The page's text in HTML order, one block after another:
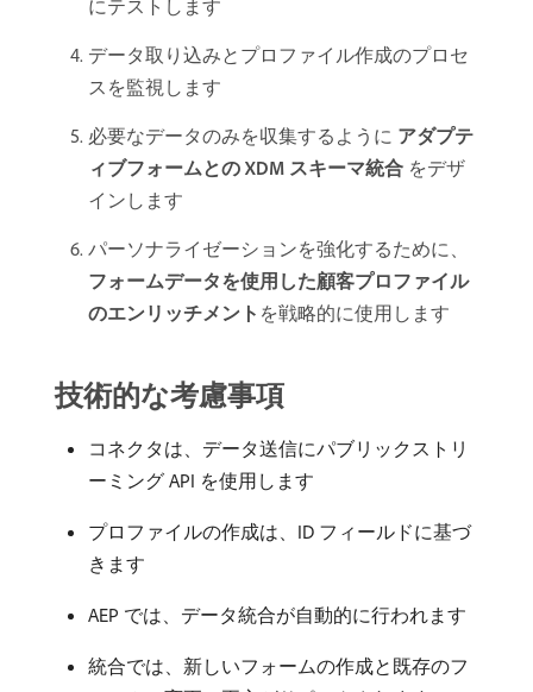
にテストします
データ取り込みとプロファイル作成のプロセ
スを監視します
必要なデータのみを収集するように​ アダプテ
ィブフォームとの XDM スキーマ統合 ​をデザ
インします
パーソナライゼーションを強化するために、
フォームデータを使用した顧客プロファイル
のエンリッチメント ​を戦略的に使用します
技術的な考慮事項
コネクタは、データ送信にパブリックストリ
ーミング API を使用します
プロファイルの作成は、ID フィールドに基づ
きます
AEP では、データ統合が自動的に行われます
統合では、新しいフォームの作成と既存のフ